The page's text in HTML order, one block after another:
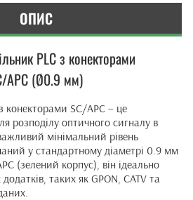
ОПИС
PLC з конекторами
APC (Ø0.9 мм)
конекторами SC/APC – це
розподілу оптичного сигналу в
мінімальний рівень
у стандартному діаметрі 0.9 мм
(зелений корпус), він ідеально
таких як GPON, CATV та